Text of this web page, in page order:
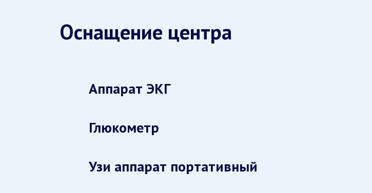
Оснащение центра
Аппарат ЭКГ
Глюкометр
Узи аппарат портативный